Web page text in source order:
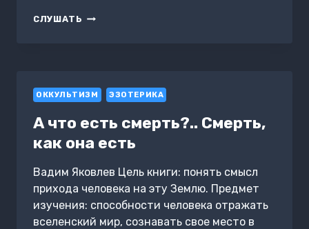
СЛУШАТЬ ПРОЗА
ОККУЛЬТИЗМ ЭЗОТЕРИКА
А что есть смерть?.. Смерть,
как она есть
Вадим Яковлев Цель книги: понять смысл
прихода человека на эту Землю. Предмет
изучения: способности человека отражать
вселенский мир, сознавать свое место в